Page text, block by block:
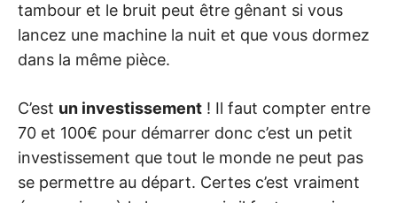
tambour et le bruit peut être gênant si vous
lancez une machine la nuit et que vous dormez
dans la même pièce.
C’est un investissement ! Il faut compter entre
70 et 100€ pour démarrer donc c’est un petit
investissement que tout le monde ne peut pas
se permettre au départ. Certes c’est vraiment